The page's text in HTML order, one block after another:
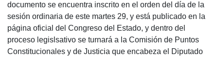
documento se encuentra inscrito en el orden del día de la
sesión ordinaria de este martes 29, y está publicado en la
página oficial del Congreso del Estado, y dentro del
proceso legislsativo se turnará a la Comisión de Puntos
Constitucionales y de Justicia que encabeza el Diputado